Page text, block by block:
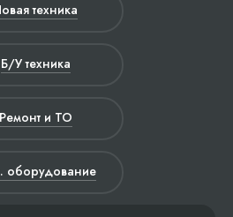
техника
Б/У техника
Ремонт и ТО
оборудование